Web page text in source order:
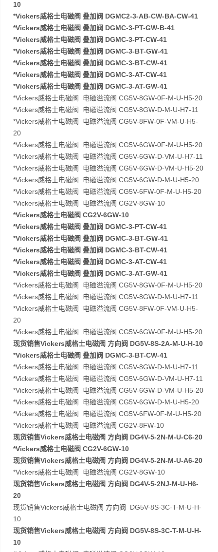
10
*Vickers威格士电磁阀 叠加阀 DGMC2-3-AB-CW-BA-CW-41
*Vickers威格士电磁阀 叠加阀 DGMC-3-PT-GW-B-41
*Vickers威格士电磁阀 叠加阀 DGMC-3-PT-CW-41
*Vickers威格士电磁阀 叠加阀 DGMC-3-BT-GW-41
*Vickers威格士电磁阀 叠加阀 DGMC-3-BT-CW-41
*Vickers威格士电磁阀 叠加阀 DGMC-3-AT-CW-41
*Vickers威格士电磁阀 叠加阀 DGMC-3-AT-GW-41
*Vickers威格士电磁阀 电磁溢流阀 CG5V-8GW-0F-M-U-H5-20
*Vickers威格士电磁阀 电磁溢流阀 CG5V-8GW-D-M-U-H7-11
*Vickers威格士电磁阀 电磁溢流阀 CG5V-8FW-0F-VM-U-H5-
20
*Vickers威格士电磁阀 电磁溢流阀 CG5V-6GW-0F-M-U-H5-20
*Vickers威格士电磁阀 电磁溢流阀 CG5V-6GW-D-VM-U-H7-11
*Vickers威格士电磁阀 电磁溢流阀 CG5V-6GW-D-VM-U-H5-20
*Vickers威格士电磁阀 电磁溢流阀 CG5V-6GW-D-M-U-H5-20
*Vickers威格士电磁阀 电磁溢流阀 CG5V-6FW-0F-M-U-H5-20
*Vickers威格士电磁阀 电磁溢流阀 CG2V-8GW-10
*Vickers威格士电磁阀 CG2V-6GW-10
*Vickers威格士电磁阀 叠加阀 DGMC-3-PT-CW-41
*Vickers威格士电磁阀 叠加阀 DGMC-3-BT-GW-41
*Vickers威格士电磁阀 叠加阀 DGMC-3-BT-CW-41
*Vickers威格士电磁阀 叠加阀 DGMC-3-AT-CW-41
*Vickers威格士电磁阀 叠加阀 DGMC-3-AT-GW-41
*Vickers威格士电磁阀 电磁溢流阀 CG5V-8GW-0F-M-U-H5-20
*Vickers威格士电磁阀 电磁溢流阀 CG5V-8GW-D-M-U-H7-11
*Vickers威格士电磁阀 电磁溢流阀 CG5V-8FW-0F-VM-U-H5-
20
*Vickers威格士电磁阀 电磁溢流阀 CG5V-6GW-0F-M-U-H5-20
现货销售Vickers威格士电磁阀 方向阀 DG5V-8S-2A-M-U-H-10
*Vickers威格士电磁阀 叠加阀 DGMC-3-BT-CW-41
*Vickers威格士电磁阀 电磁溢流阀 CG5V-8GW-D-M-U-H7-11
*Vickers威格士电磁阀 电磁溢流阀 CG5V-6GW-D-VM-U-H7-11
*Vickers威格士电磁阀 电磁溢流阀 CG5V-6GW-D-VM-U-H5-20
*Vickers威格士电磁阀 电磁溢流阀 CG5V-6GW-D-M-U-H5-20
*Vickers威格士电磁阀 电磁溢流阀 CG5V-6FW-0F-M-U-H5-20
*Vickers威格士电磁阀 电磁溢流阀 CG2V-8FW-10
现货销售Vickers威格士电磁阀 方向阀 DG4V-5-2N-M-U-C6-20
*Vickers威格士电磁阀 CG2V-6GW-10
现货销售Vickers威格士电磁阀 方向阀 DG4V-5-2N-M-U-A6-20
*Vickers威格士电磁阀 电磁溢流阀 CG2V-8GW-10
现货销售Vickers威格士电磁阀 方向阀 DG4V-5-2NJ-M-U-H6-
20
现货销售Vickers威格士电磁阀 方向阀 DG5V-8S-3C-T-M-U-H-
10
现货销售Vickers威格士电磁阀 方向阀 DG5V-8S-3C-T-M-U-H-
10